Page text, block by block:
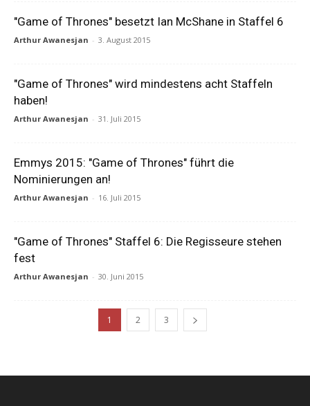
"Game of Thrones" besetzt Ian McShane in Staffel 6
Arthur Awanesjan - 3. August 2015
"Game of Thrones" wird mindestens acht Staffeln
haben!
Arthur Awanesjan - 31. Juli 2015
Emmys 2015: "Game of Thrones" führt die
Nominierungen an!
Arthur Awanesjan - 16. Juli 2015
"Game of Thrones" Staffel 6: Die Regisseure stehen
fest
Arthur Awanesjan - 30. Juni 2015
1 2 3